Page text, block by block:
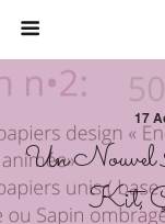
17
Un Nouvel
Kit,